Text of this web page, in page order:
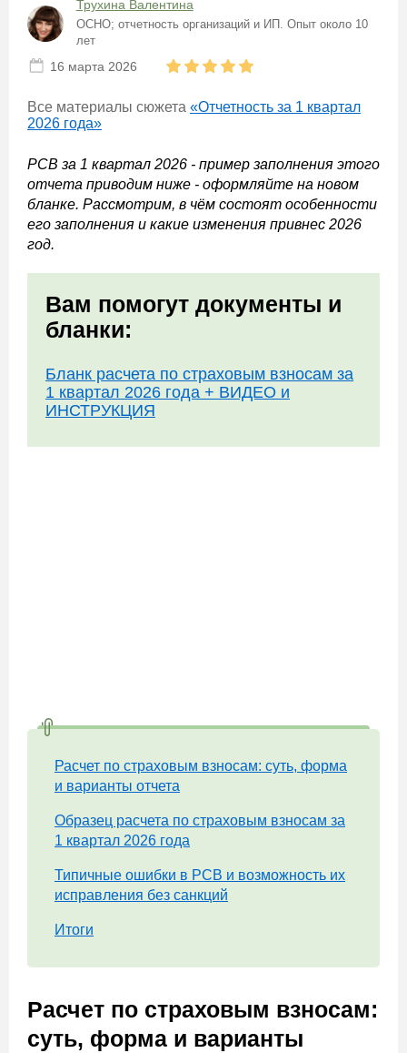
Трухина Валентина
ОСНО; отчетность организаций и ИП. Опыт около 10
лет
16 марта 2026
Все материалы сюжета «Отчетность за 1 квартал
2026 года»
РСВ за 1 квартал 2026 - пример заполнения этого
отчета приводим ниже - оформляйте на новом
бланке. Рассмотрим, в чём состоят особенности
его заполнения и какие изменения привнес 2026
год.
Вам помогут документы и
бланки:
Бланк расчета по страховым взносам за
1 квартал 2026 года + ВИДЕО и
ИНСТРУКЦИЯ
Расчет по страховым взносам: суть, форма
и варианты отчета
Образец расчета по страховым взносам за
1 квартал 2026 года
Типичные ошибки в РСВ и возможность их
исправления без санкций
Итоги
Расчет по страховым взносам:
суть, форма и варианты